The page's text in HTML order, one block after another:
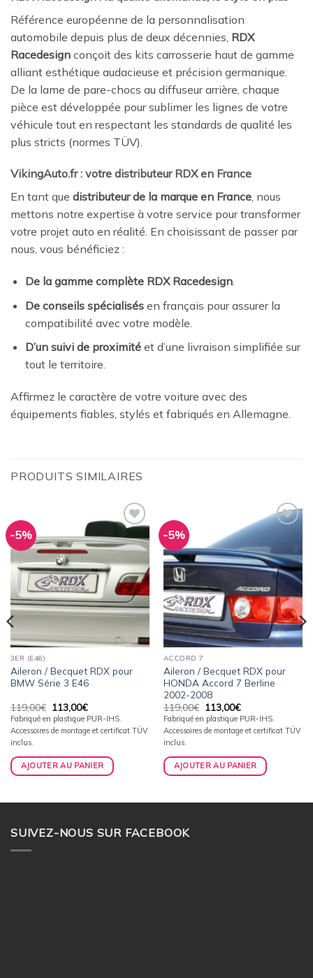
Référence européenne de la personnalisation
automobile depuis plus de deux décennies, RDX
Racedesign conçoit des kits carrosserie haut de gamme
alliant esthétique audacieuse et précision germanique.
De la lame de pare-chocs au diffuseur arrière, chaque
pièce est développée pour sublimer les lignes de votre
véhicule tout en respectant les standards de qualité les
plus stricts (normes TÜV).
VikingAuto.fr : votre distributeur RDX en France
En tant que distributeur de la marque en France, nous
mettons notre expertise à votre service pour transformer
votre projet auto en réalité. En choisissant de passer par
nous, vous bénéficiez :
De la gamme complète RDX Racedesign.
De conseils spécialisésen français pour assurer la
compatibilité avec votre modèle.
D’un suivi de proximitéet d’une livraison simplifiée sur
tout le territoire.
Affirmez le caractère de votre voiture avec des
équipements fiables, stylés et fabriqués en Allemagne.
PRODUITS SIMILAIRES
-5%
à la
wishlist
3ER (E46)
Aileron / Becquet RDX pour
BMW Série 3 E46
119,00€ Le
prix
initial
était :
113,00€Le
prix
actuel
est :
Fabriqué en plastique PUR-IHS.
Accessoires de montage et certificat TÜV
inclus.
AJOUTER AU PANIER
-5%
wishlist
ACCORD 7
Aileron / Becquet RDX pour
HONDA Accord 7 Berline
2002-2008
119,00€ Le
prix
initial
était :
113,00€Le
prix
actuel
est :
Fabriqué en plastique PUR-IHS.
Accessoires de montage et certificat TÜV
inclus.
AJOUTER AU PANIER
SUIVEZ-NOUS SUR FACEBOOK